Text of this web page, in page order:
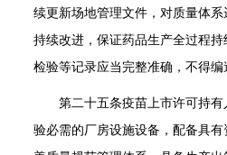
续更新场地管理文件，对质量体
持续改进，保证药品生产全过程持
检验等记录应当完整准确，不得编
第二十五条疫苗上市许可持
验必需的厂房设施设备，配备具